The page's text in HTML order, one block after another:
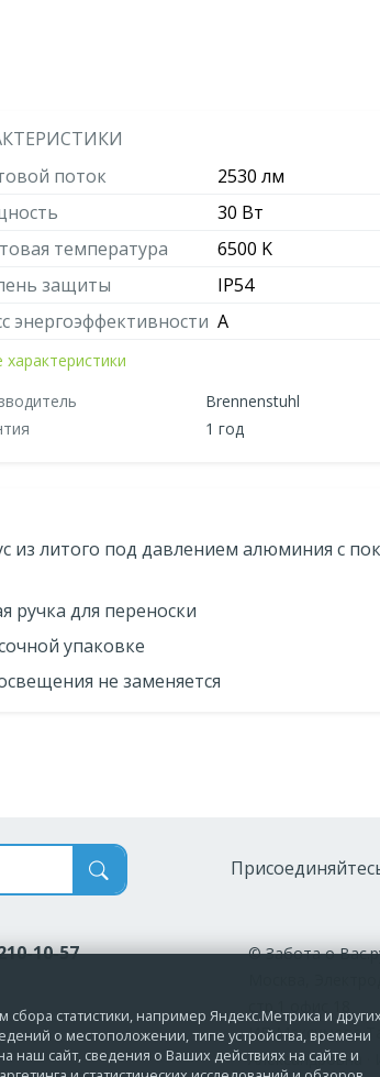
поток
2530 лм
30 Вт
температура
6500 K
защиты
IP54
энергоэффективности А
характеристики
Brennenstuhl
1 год
из литого под давлением алюминия с
ручка для переноски
упаковке
не заменяется
10-57
© Забота о
стр.1 офис 18
ИП Максимова
Александровна ·
статистики, например Яндекс.Метрика и
о местоположении, типе устройства, времени
сайт, сведения о Ваших действиях на сайте и